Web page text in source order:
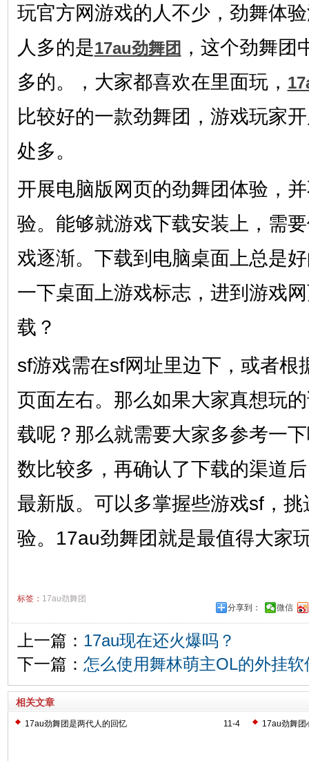
玩官方网游戏的人不少，劲舞体
人多的是17au劲舞团 ，这个劲舞团
多的。，大家都喜欢在里面玩，
比较好的一款劲舞团，游戏玩家
处多。
开展电脑版网页的劲舞团体验，
验。能够就游戏下载安装上，需
戏逐渐。下载到电脑桌面上总是
一下桌面上游戏标志，进到游戏
载？
sf游戏需在sf网址里边下，或者根
页面左右。那么如果大家真想玩
载呢？那么就需要大家多参考一
数比较多，再确认了下载的渠道
最新版。可以多掌握些游戏sf，
验。17au劲舞团就是最值得大家
标签： 17au劲舞团
分享到：
微信
上一篇： 17au现在还火爆吗？
下一篇： 怎么使用舞林萌主OL的外挂软
相关文章
11-4
17au劲舞团是两代人的回忆 17au劲舞团